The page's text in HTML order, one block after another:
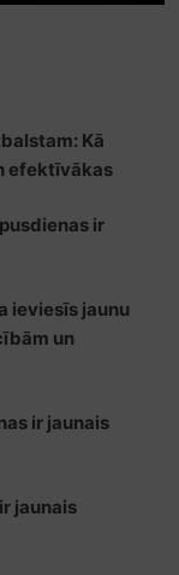
Kā
efektīvākas
ir
ieviesīs jaunu
un
ir jaunais
jaunais